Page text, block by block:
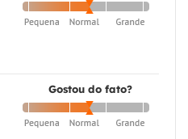
Gostou do fato?